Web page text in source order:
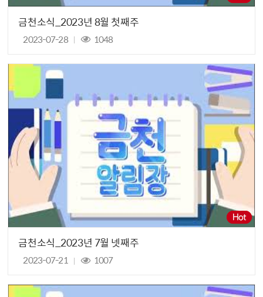
금천소식_2023년 8월 첫째주
2023-07-28 1048
금천소식_2023년 7월 넷째주
2023-07-21 1007